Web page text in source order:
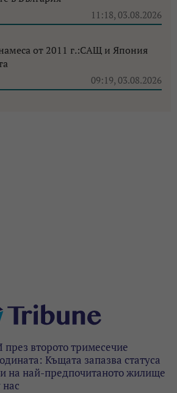
11:18, 03.08.2026
от 2011 г.:САЩ и Япония
09:19, 03.08.2026
през второто тримесечие
Къщата запазва статуса
на най-предпочитаното жилище
нас